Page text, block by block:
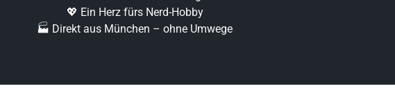
💖 Ein Herz fürs Nerd-Hobby
🏭 Direkt aus München – ohne Umwege